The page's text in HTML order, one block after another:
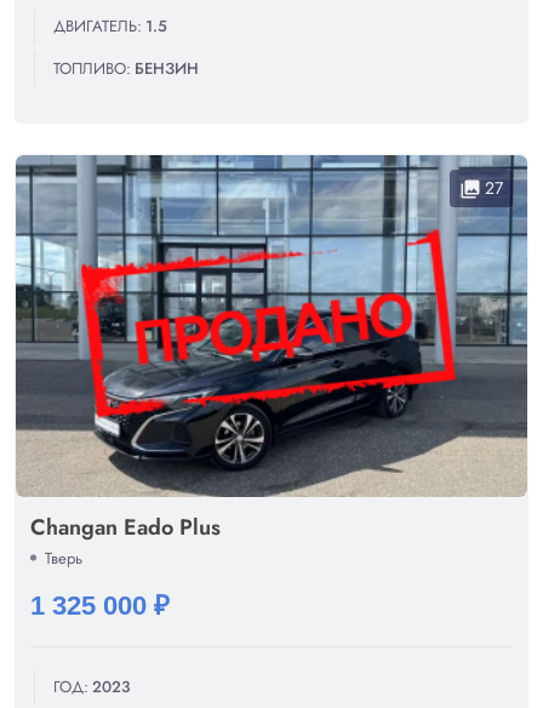
ДВИГАТЕЛЬ: 1.5
ТОПЛИВО: БЕНЗИН
collections 27
Changan Eado Plus
Тверь
1 325 000 ₽
ГОД: 2023